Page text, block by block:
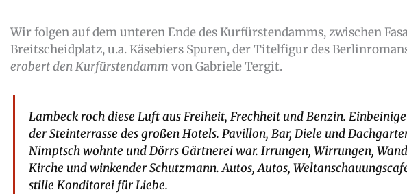
Wir folgen auf dem unteren Ende des Kurfürstendamms, zwischen
Breitscheidplatz, u.a. Käsebiers Spuren, der Titelfigur des
erobert den Kurfürstendamm von Gabriele Tergit.
Lambeck roch diese Luft aus Freiheit, Frechheit und Benzin.
der Steinterrasse des großen Hotels. Pavillon, Bar, Diele und
Nimptsch wohnte und Dörrs Gärtnerei war. Irrungen, Wirrungen,
Kirche und winkender Schutzmann. Autos, Autos,
stille Konditorei für Liebe.